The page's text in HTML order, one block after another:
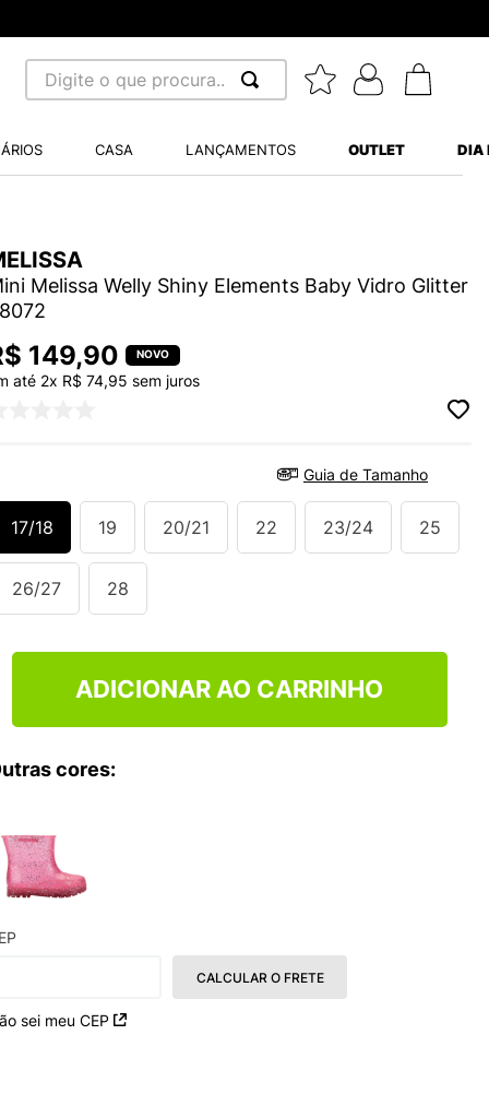
Digite o que procura...
CASA LANÇAMENTOS OUTLET DIA
Melissa Welly Shiny Elements Baby Vidro Glitter
149,90
até 2x R$ 74,95 sem juros
Guia de Tamanho
17/18 19 20/21 22 23/24 25
26/27 28
ADICIONAR AO CARRINHO
cores:
sei meu CEP
CALCULAR O FRETE
BALANCE 530
WHITE